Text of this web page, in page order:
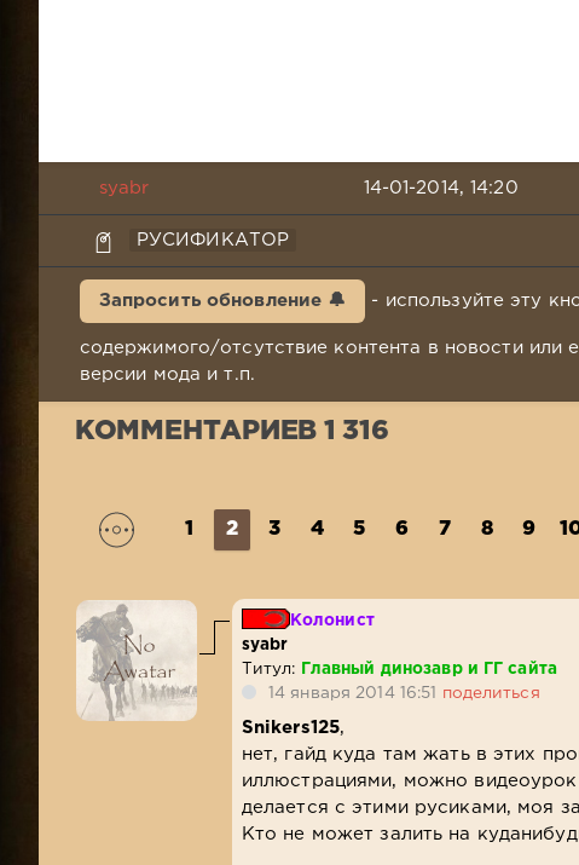
syabr 14-01-2014, 14:20
РУСИФИКАТОР
Запросить обновление 🔔 - используйте эту
содержимого/отсутствие контента в новости
версии мода и т.п.
КОММЕНТАРИЕВ 1 316
1 2 3 4 5 6 7 8 9
Колонист
syabr
Титул:
Главный динозавр и ГГ сайта
14 января 2014 16:51
поделиться
Snikers125,
нет, гайд куда там жать в этих
иллюстрациями, можно
делается с этими русиками, моя
Кто не может залить на